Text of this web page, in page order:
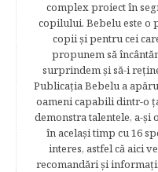
complex proiect în
copilului. Bebelu este
copii şi pentru cei
propunem să
surprindem şi să-i
Publicația Bebelu a
oameni capabili dintr-o
demonstra talentele, a-
în acelaşi timp cu 16
interes, astfel că aici
recomandări şi